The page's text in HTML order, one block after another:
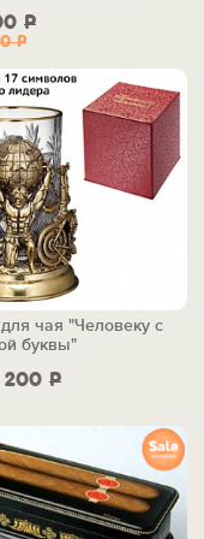
Р
Р
200 Р
чая "Человеку с
буквы"